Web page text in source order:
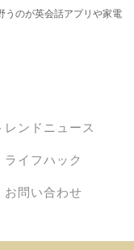
うのが英会話アプリや家電
レンドニュース
ライフハック
お問い合わせ